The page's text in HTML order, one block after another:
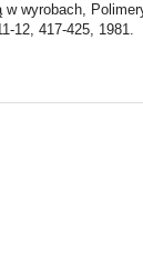
wyrobach,
12, 417-425, 1981.